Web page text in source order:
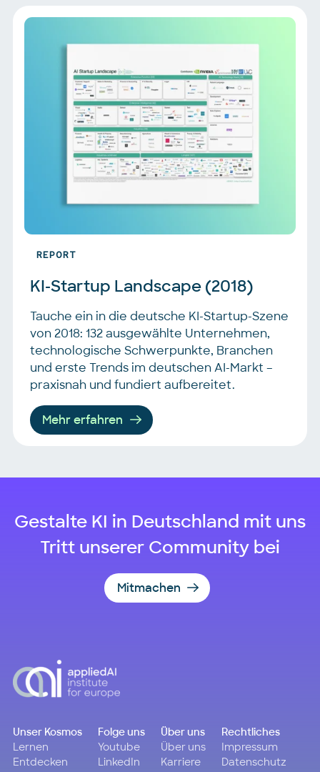
REPORT
KI-Startup Landscape (2018)
Tauche ein in die deutsche KI-Startup-Szene
von 2018: 132 ausgewählte Unternehmen,
technologische Schwerpunkte, Branchen
und erste Trends im deutschen AI-Markt –
praxisnah und fundiert aufbereitet.
Mehr erfahren
Gestalte KI in Deutschland mit uns
Tritt unserer Community bei
Mitmachen
Unser Kosmos
Lernen
Entdecken
Folge uns
Youtube
LinkedIn
Über uns
Über uns
Karriere
Rechtliches
Impressum
Datenschutz